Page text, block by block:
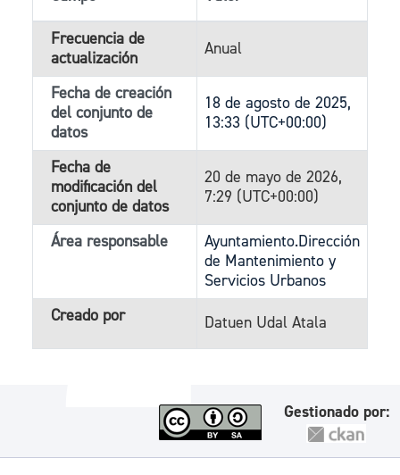
Frecuencia de
actualización
Anual
Fecha de creación
del conjunto de
datos
18 de agosto de 2025,
13:33 (UTC+00:00)
Fecha de
modificación del
conjunto de datos
20 de mayo de 2026,
7:29 (UTC+00:00)
Área responsable
Ayuntamiento.Dirección
de Mantenimiento y
Servicios Urbanos
Creado por
Datuen Udal Atala
Gestionado por: